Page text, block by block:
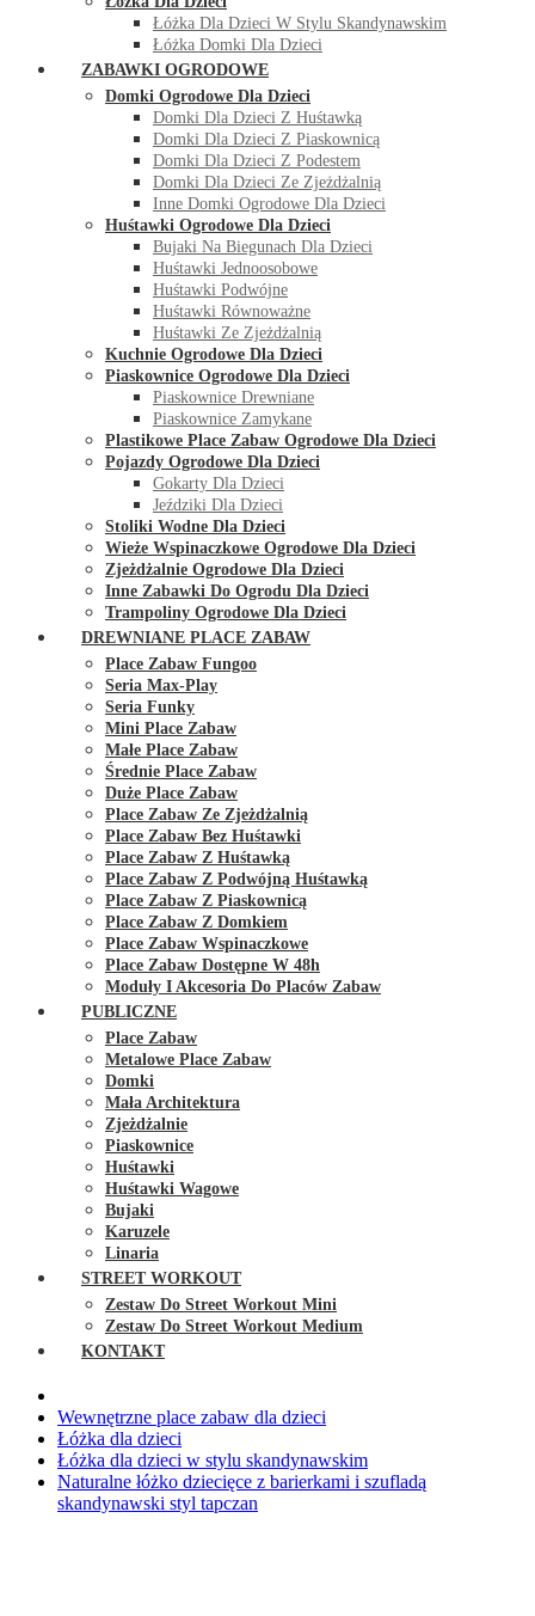
Łóżka Dla Dzieci W Stylu Skandynawskim
Łóżka Domki Dla Dzieci
ZABAWKI OGRODOWE
Domki Ogrodowe Dla Dzieci
Domki Dla Dzieci Z Huśtawką
Domki Dla Dzieci Z Piaskownicą
Domki Dla Dzieci Z Podestem
Domki Dla Dzieci Ze Zjeżdżalnią
Inne Domki Ogrodowe Dla Dzieci
Huśtawki Ogrodowe Dla Dzieci
Bujaki Na Biegunach Dla Dzieci
Huśtawki Jednoosobowe
Huśtawki Podwójne
Huśtawki Równoważne
Huśtawki Ze Zjeżdżalnią
Kuchnie Ogrodowe Dla Dzieci
Piaskownice Ogrodowe Dla Dzieci
Piaskownice Drewniane
Piaskownice Zamykane
Plastikowe Place Zabaw Ogrodowe Dla Dzieci
Pojazdy Ogrodowe Dla Dzieci
Gokarty Dla Dzieci
Jeździki Dla Dzieci
Stoliki Wodne Dla Dzieci
Wieże Wspinaczkowe Ogrodowe Dla Dzieci
Zjeżdżalnie Ogrodowe Dla Dzieci
Inne Zabawki Do Ogrodu Dla Dzieci
Trampoliny Ogrodowe Dla Dzieci
DREWNIANE PLACE ZABAW
Place Zabaw Fungoo
Seria Max-Play
Seria Funky
Mini Place Zabaw
Małe Place Zabaw
Średnie Place Zabaw
Duże Place Zabaw
Place Zabaw Ze Zjeżdżalnią
Place Zabaw Bez Huśtawki
Place Zabaw Z Huśtawką
Place Zabaw Z Podwójną Huśtawką
Place Zabaw Z Piaskownicą
Place Zabaw Z Domkiem
Place Zabaw Wspinaczkowe
Place Zabaw Dostępne W 48h
Moduły I Akcesoria Do Placów Zabaw
PUBLICZNE
Place Zabaw
Metalowe Place Zabaw
Domki
Mała Architektura
Zjeżdżalnie
Piaskownice
Huśtawki
Huśtawki Wagowe
Bujaki
Karuzele
Linaria
STREET WORKOUT
Zestaw Do Street Workout Mini
Zestaw Do Street Workout Medium
KONTAKT
Wewnętrzne place zabaw dla dzieci
Łóżka dla dzieci
Łóżka dla dzieci w stylu skandynawskim
Naturalne łóżko dziecięce z barierkami i szufladą
skandynawski styl tapczan